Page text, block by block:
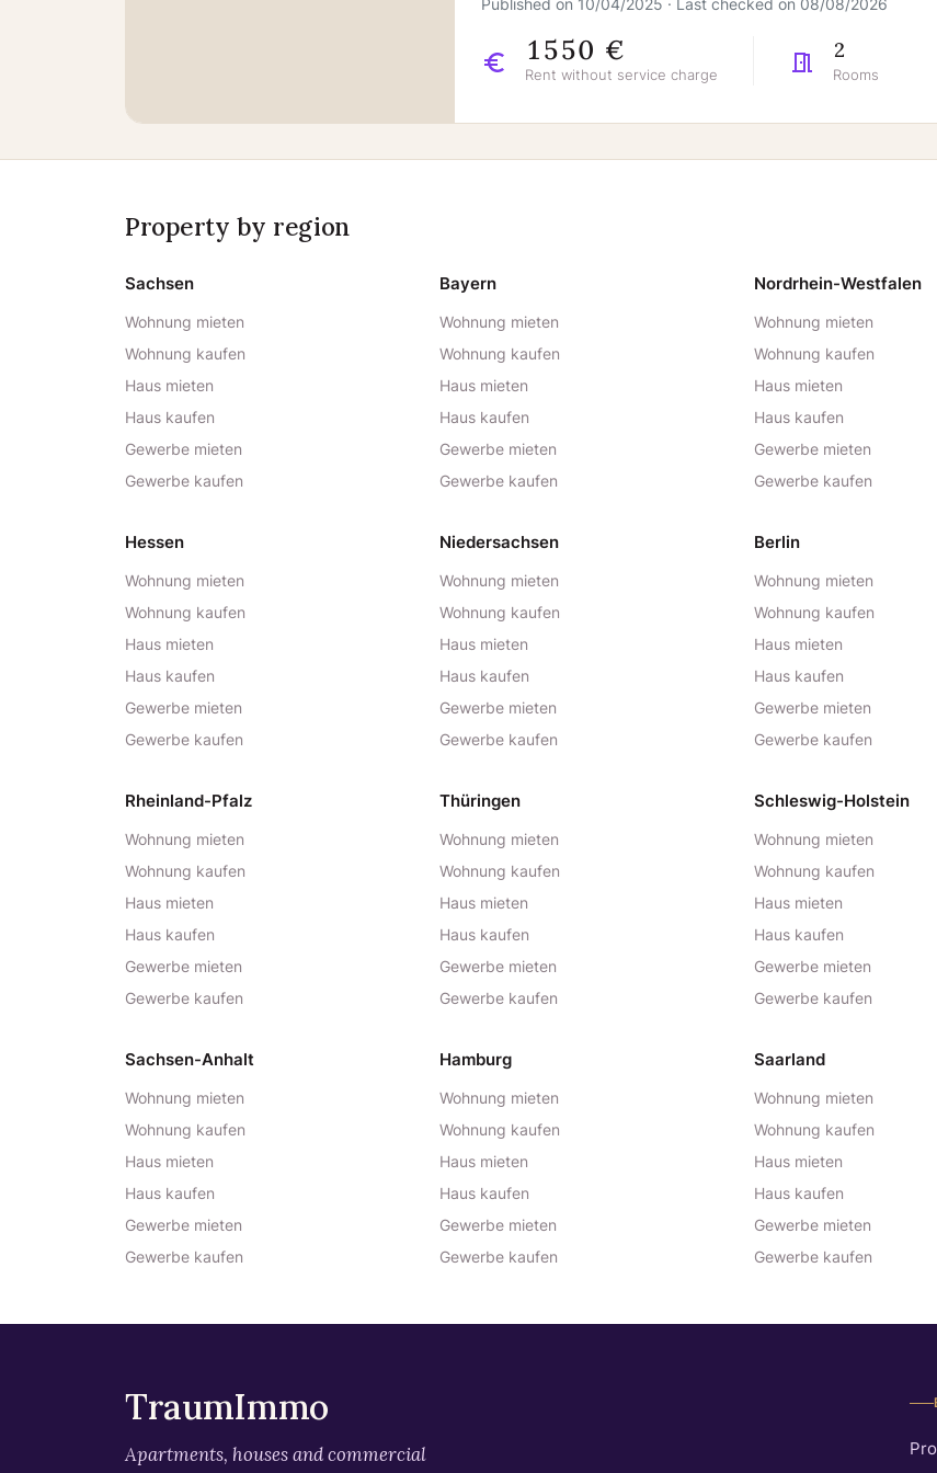
Published on 10/04/2025 · Last checked on 08/08/2026
1550 €
Rent without service charge
2
Rooms
Property by region
Sachsen
Wohnung mieten
Wohnung kaufen
Haus mieten
Haus kaufen
Gewerbe mieten
Gewerbe kaufen
Bayern
Wohnung mieten
Wohnung kaufen
Haus mieten
Haus kaufen
Gewerbe mieten
Gewerbe kaufen
Nordrhein-Westfalen
Wohnung mieten
Wohnung kaufen
Haus mieten
Haus kaufen
Gewerbe mieten
Gewerbe kaufen
Hessen
Wohnung mieten
Wohnung kaufen
Haus mieten
Haus kaufen
Gewerbe mieten
Gewerbe kaufen
Niedersachsen
Wohnung mieten
Wohnung kaufen
Haus mieten
Haus kaufen
Gewerbe mieten
Gewerbe kaufen
Berlin
Wohnung mieten
Wohnung kaufen
Haus mieten
Haus kaufen
Gewerbe mieten
Gewerbe kaufen
Rheinland-Pfalz
Wohnung mieten
Wohnung kaufen
Haus mieten
Haus kaufen
Gewerbe mieten
Gewerbe kaufen
Thüringen
Wohnung mieten
Wohnung kaufen
Haus mieten
Haus kaufen
Gewerbe mieten
Gewerbe kaufen
Schleswig-Holstein
Wohnung mieten
Wohnung kaufen
Haus mieten
Haus kaufen
Gewerbe mieten
Gewerbe kaufen
Sachsen-Anhalt
Wohnung mieten
Wohnung kaufen
Haus mieten
Haus kaufen
Gewerbe mieten
Gewerbe kaufen
Hamburg
Wohnung mieten
Wohnung kaufen
Haus mieten
Haus kaufen
Gewerbe mieten
Gewerbe kaufen
Saarland
Wohnung mieten
Wohnung kaufen
Haus mieten
Haus kaufen
Gewerbe mieten
Gewerbe kaufen
TraumImmo
Apartments, houses and commercial